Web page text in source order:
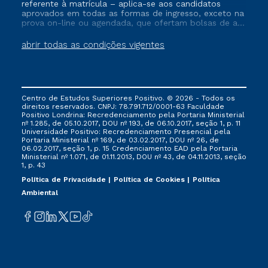
abrir todas as condições vigentes
referente à matrícula – aplica-se aos candidatos
aprovados em todas as formas de ingresso, exceto na
prova on-line ou agendada, que ofertam bolsas de até
vigente, que ainda não tenham efetivado e/ou não
tenham cancelado ou trancado sua matrícula em uma
via FIES, Prouni e outros programas governamentais, e
não se acumula com nenhuma outra campanha
ofertada pela Instituição.
Centro de Estudos Superiores Positivo. © 2026 - Todos os
direitos reservados. CNPJ: 78.791.712/0001-63 Faculdade
Positivo Londrina: Recredenciamento pela Portaria Ministerial
nº 1.285, de 05.10.2017, DOU nº 193, de 06.10.2017, seção 1, p. 11
Universidade Positivo: Recredenciamento Presencial ​pela
Portaria Ministerial nº 169, de 03.02.2017, DOU nº 26, de
06.02.2017, seção 1, p. 15 Credenciamento EAD pela Portaria
Ministerial nº 1.071, de 01.11.2013, DOU nº 43, de 04.11.2013, seção
1, p. 43
Política de Privacidade
Política de Cookies
Política
Ambiental